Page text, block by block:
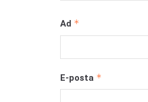
Ad *
E-posta *